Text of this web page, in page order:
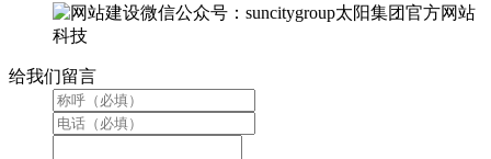
微信公众号：suncitygroup太阳集团官方网站
科技
给我们留言